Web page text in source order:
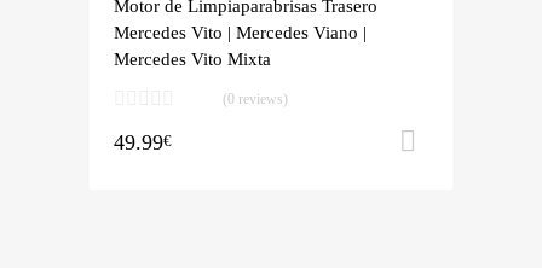
Motor de Limpiaparabrisas Trasero
Mercedes Vito | Mercedes Viano |
Mercedes Vito Mixta
(0 reviews)
49.99€